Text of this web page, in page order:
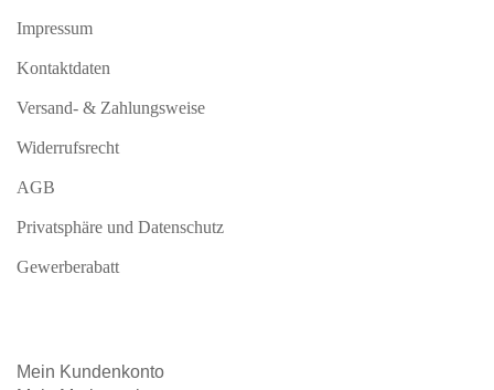
Impressum
Kontaktdaten
Versand- & Zahlungsweise
Widerrufsrecht
AGB
Privatsphäre und Datenschutz
Gewerberabatt
Mein Kundenkonto